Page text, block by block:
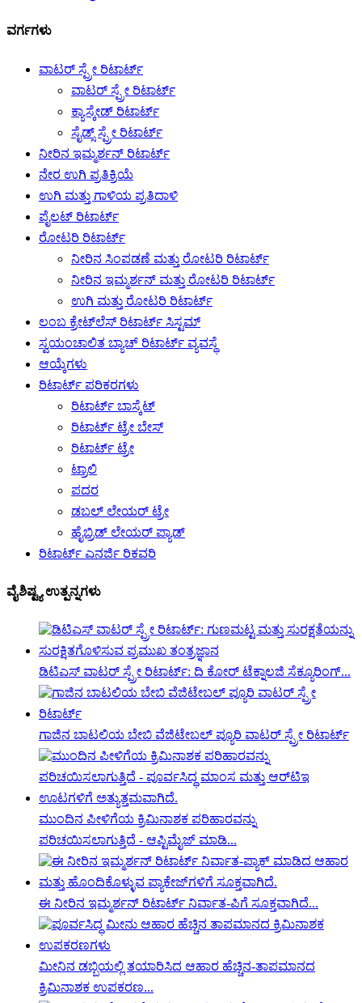
ವರ್ಗಗಳು
ವಾಟರ್ ಸ್ಪ್ರೇ ರಿಟಾರ್ಟ್
ವಾಟರ್ ಸ್ಪ್ರೇ ರಿಟಾರ್ಟ್
ಕ್ಯಾಸ್ಕೇಡ್ ರಿಟಾರ್ಟ್
ಸೈಡ್ಸ್ ಸ್ಪ್ರೇ ರಿಟಾರ್ಟ್
ನೀರಿನ ಇಮ್ಮರ್ಶನ್ ರಿಟಾರ್ಟ್
ನೇರ ಉಗಿ ಪ್ರತಿಕ್ರಿಯೆ
ಉಗಿ ಮತ್ತು ಗಾಳಿಯ ಪ್ರತಿದಾಳಿ
ಪೈಲಟ್ ರಿಟಾರ್ಟ್
ರೋಟರಿ ರಿಟಾರ್ಟ್
ನೀರಿನ ಸಿಂಪಡಣೆ ಮತ್ತು ರೋಟರಿ ರಿಟಾರ್ಟ್
ನೀರಿನ ಇಮ್ಮರ್ಶನ್ ಮತ್ತು ರೋಟರಿ ರಿಟಾರ್ಟ್
ಉಗಿ ಮತ್ತು ರೋಟರಿ ರಿಟಾರ್ಟ್
ಲಂಬ ಕ್ರೇಟ್‌ಲೆಸ್ ರಿಟಾರ್ಟ್ ಸಿಸ್ಟಮ್
ಸ್ವಯಂಚಾಲಿತ ಬ್ಯಾಚ್ ರಿಟಾರ್ಟ್ ವ್ಯವಸ್ಥೆ
ಆಯ್ಕೆಗಳು
ರಿಟಾರ್ಟ್ ಪರಿಕರಗಳು
ರಿಟಾರ್ಟ್ ಬಾಸ್ಕೆಟ್
ರಿಟಾರ್ಟ್ ಟ್ರೇ ಬೇಸ್
ರಿಟಾರ್ಟ್ ಟ್ರೇ
ಟ್ರಾಲಿ
ಪದರ
ಡಬಲ್ ಲೇಯರ್ ಟ್ರೇ
ಹೈಬ್ರಿಡ್ ಲೇಯರ್ ಪ್ಯಾಡ್
ರಿಟಾರ್ಟ್ ಎನರ್ಜಿ ರಿಕವರಿ
ವೈಶಿಷ್ಟ್ಯ ಉತ್ಪನ್ನಗಳು
ಡಿಟಿಎಸ್ ವಾಟರ್ ಸ್ಪ್ರೇ ರಿಟಾರ್ಟ್: ದಿ ಕೋರ್ ಟೆಕ್ನಾಲಜಿ ಸೆಕ್ಯೂರಿಂಗ್...
ಗಾಜಿನ ಬಾಟಲಿಯ ಬೇಬಿ ವೆಜಿಟೇಬಲ್ ಪ್ಯೂರಿ ವಾಟರ್ ಸ್ಪ್ರೇ ರಿಟಾರ್ಟ್
ಮುಂದಿನ ಪೀಳಿಗೆಯ ಕ್ರಿಮಿನಾಶಕ ಪರಿಹಾರವನ್ನು
ಪರಿಚಯಿಸಲಾಗುತ್ತಿದೆ - ಆಪ್ಟಿಮೈಜ್ ಮಾಡಿ...
ಈ ನೀರಿನ ಇಮ್ಮರ್ಶನ್ ರಿಟಾರ್ಟ್ ನಿರ್ವಾತ-ಪಿಗೆ ಸೂಕ್ತವಾಗಿದೆ...
ಮೀನಿನ ಡಬ್ಬಿಯಲ್ಲಿ ತಯಾರಿಸಿದ ಆಹಾರ ಹೆಚ್ಚಿನ-ತಾಪಮಾನದ
ಕ್ರಿಮಿನಾಶಕ ಉಪಕರಣ...